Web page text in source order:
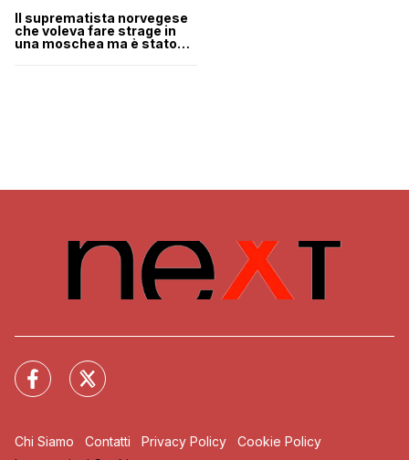
Il suprematista norvegese
che voleva fare strage in
una moschea ma è stato
Chi Siamo Contatti Privacy Policy
Cookie Policy